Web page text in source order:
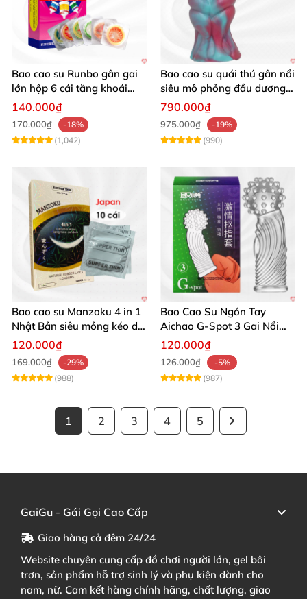
Bao cao su Runbo gân gai
lớn hộp 6 cái tăng khoái
cảm
140.000₫
170.000₫
-18%
(1,042)
Bao cao su quái thú gân nổi
siêu mô phỏng đầu dương
vật kích thích
790.000₫
975.000₫
-19%
(990)
Bao cao su Manzoku 4 in 1
Nhật Bản siêu mỏng kéo dài
thời gian yêu
120.000₫
169.000₫
-29%
(988)
Bao Cao Su Ngón Tay
Aichao G-Spot 3 Gai Nổi
Lớn Kích Thích
120.000₫
126.000₫
-5%
(987)
1 2 3 4 5
GaiGu - Gái Gọi Cao Cấp
Giao hàng cả đêm 24/24
Website chuyên cung cấp đồ chơi người lớn, gel bôi
trơn, sản phẩm hỗ trợ sinh lý và phụ kiện dành cho
nam, nữ. Cam kết hàng chính hãng, chất lượng, giao